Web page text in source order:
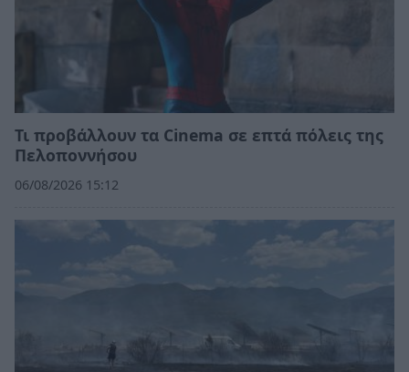
Τι προβάλλουν τα Cinema σε επτά πόλεις της
Πελοποννήσου
06/08/2026 15:12